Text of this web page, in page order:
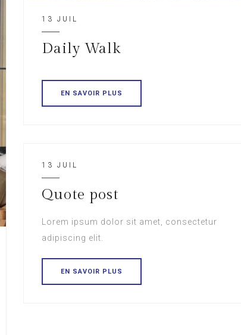
13 JUIL
Daily Walk
EN SAVOIR PLUS
13 JUIL
Quote post
Lorem ipsum dolor sit amet, consectetur
adipiscing elit.
EN SAVOIR PLUS